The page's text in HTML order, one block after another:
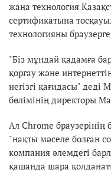
жаңа технология
сертификатына
технологияны
"Біз мұндай қадамға
қорғау және
негізгі қағидасы" деді
бөлімінің директоры
Ал Chrome
"нақты мәселе болған
компания әлемдегі
қашанда шара